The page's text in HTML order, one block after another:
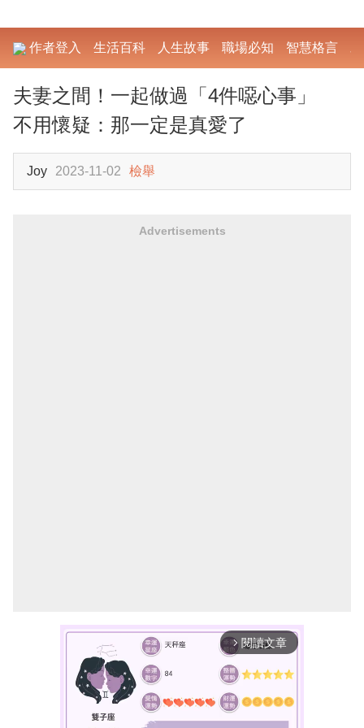
作者登入 生活百科 人生故事 職場必知 智慧格言
夫妻之間！一起做過「4件噁心事」
不用懷疑：那一定是真愛了
Joy 2023-11-02 檢舉
Advertisements
arrow_forward_ios 閱讀文章